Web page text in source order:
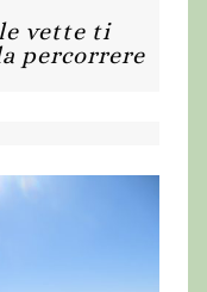
vette ti
percorrere